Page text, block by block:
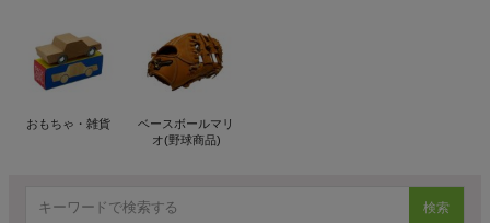
おもちゃ・雑貨
ベースボールマリ
オ(野球商品)
検索